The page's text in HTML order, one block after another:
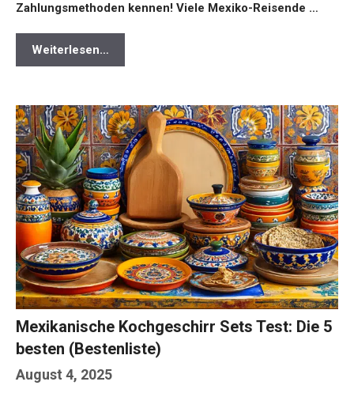
Zahlungsmethoden kennen! Viele Mexiko-Reisende …
Weiterlesen…
August 4, 2025
Mexikanische Kochgeschirr Sets Test: Die 5
besten (Bestenliste)